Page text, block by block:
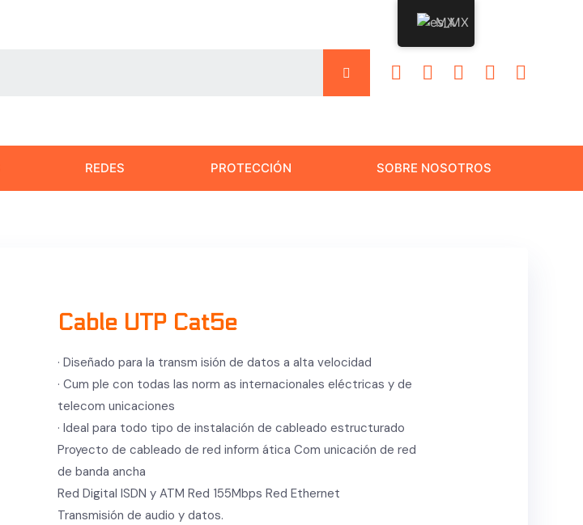
REDES PROTECCIÓN SOBRE NOSOTROS
Cable UTP Cat5e
· Diseñado para la transm isión de datos a alta velocidad
· Cum ple con todas las norm as internacionales eléctricas y de
telecom unicaciones
· Ideal para todo tipo de instalación de cableado estructurado
Proyecto de cableado de red inform ática Com unicación de red
de banda ancha
Red Digital ISDN y ATM Red 155Mbps Red Ethernet
Transmisión de audio y datos.
MX